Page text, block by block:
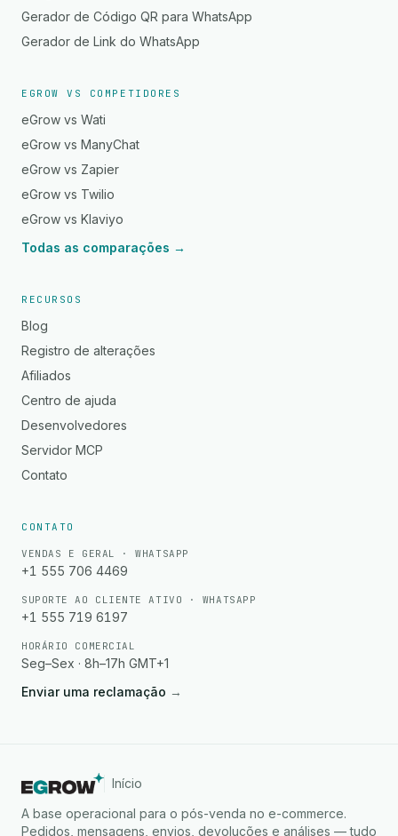
Gerador de Código QR para WhatsApp
Gerador de Link do WhatsApp
EGROW VS COMPETIDORES
eGrow vs Wati
eGrow vs ManyChat
eGrow vs Zapier
eGrow vs Twilio
eGrow vs Klaviyo
Todas as comparações →
RECURSOS
Blog
Registro de alterações
Afiliados
Centro de ajuda
Desenvolvedores
Servidor MCP
Contato
CONTATO
VENDAS E GERAL · WHATSAPP
+1 555 706 4469
SUPORTE AO CLIENTE ATIVO · WHATSAPP
+1 555 719 6197
HORÁRIO COMERCIAL
Seg–Sex · 8h–17h GMT+1
Enviar uma reclamação →
Início
A base operacional para o pós-venda no e-commerce.
Pedidos, mensagens, envios, devoluções e análises — tudo